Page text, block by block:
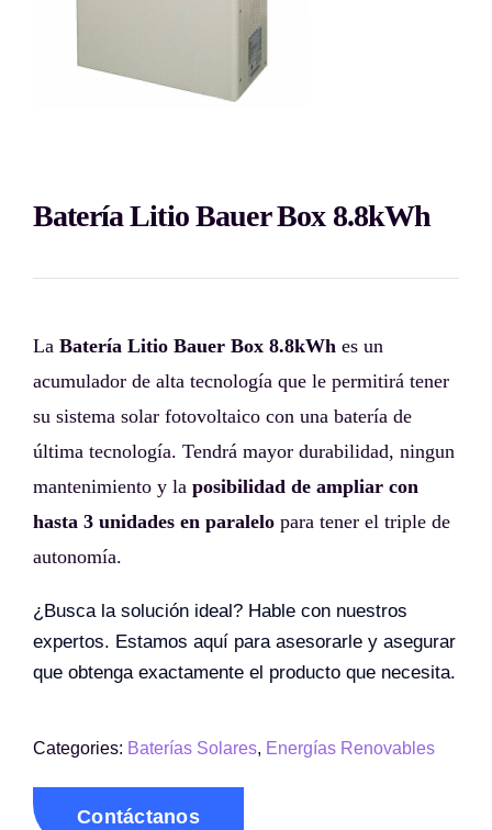
Batería Litio Bauer Box 8.8kWh
La Batería Litio Bauer Box 8.8kWhes un
acumulador de alta tecnología que le permitirá tener
su sistema solar fotovoltaico con una batería de
última tecnología. Tendrá mayor durabilidad, ningun
mantenimiento y la posibilidad de ampliar con
hasta 3 unidades en paralelopara tener el triple de
autonomía.
¿Busca la solución ideal? Hable con nuestros
expertos. Estamos aquí para asesorarle y asegurar
que obtenga exactamente el producto que necesita.
Categories: Baterías Solares, Energías Renovables
Contáctanos